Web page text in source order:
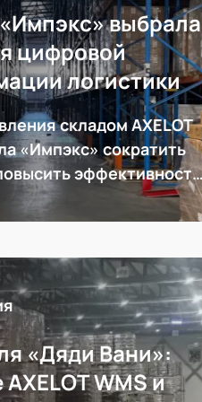
выбрала
цифровой
логистики
складом AXELOT
«Импэкс» сократить
эффективность
требования
упаковке товара
«Дяди Вани»:
WMS и